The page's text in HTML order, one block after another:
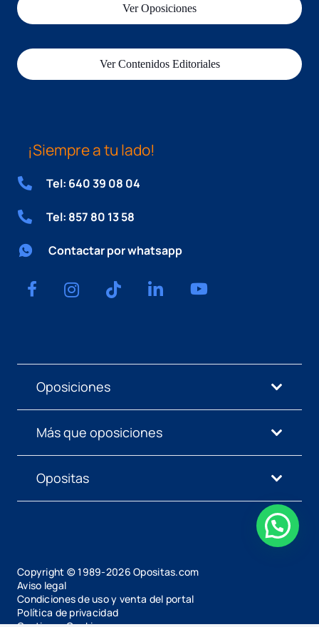
Ver Oposiciones
Ver Contenidos Editoriales
¡Siempre a tu lado!
Tel: 640 39 08 04
Tel: 857 80 13 58
Contactar por whatsapp
Oposiciones
Más que oposiciones
Opositas
Copyright © 1989-2026 Opositas.com
Aviso legal
Condiciones de uso y venta del portal
Política de privacidad